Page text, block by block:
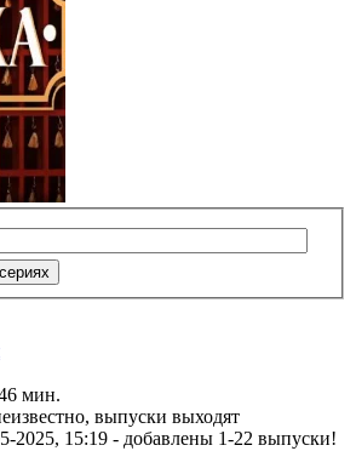
мин.
выпуски выходят
2025, 15:19 - добавлены 1-22 выпуски!